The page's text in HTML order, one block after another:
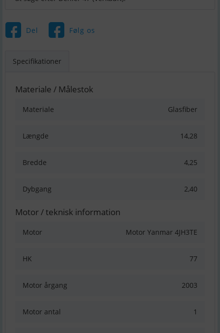
Del Følg os
Specifikationer
Materiale / Målestok
Materiale Glasfiber
Længde 14,28
Bredde 4,25
Dybgang 2,40
Motor / teknisk information
Motor Motor Yanmar 4JH3TE
HK 77
Motor årgang 2003
Motor antal 1